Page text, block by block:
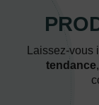
Laissez-vous
tendance